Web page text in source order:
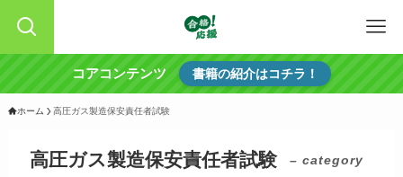
コアコンテンツ 書籍の紹介はコチラ！
ホーム 高圧ガス製造保安責任者試験
高圧ガス製造保安責任者試験
– category